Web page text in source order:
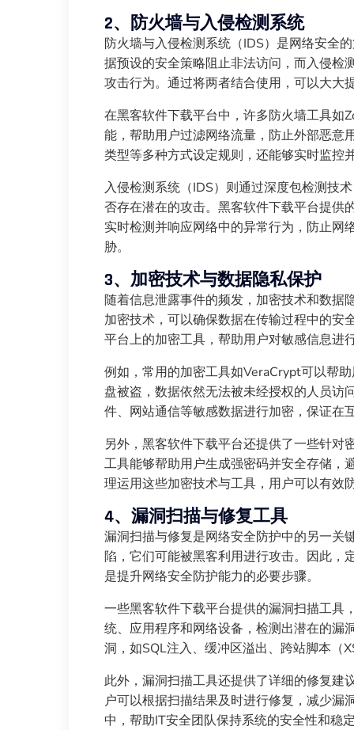
2、防火墙与入侵检测系统
防火墙与入侵检测系统（IDS）是网络安全
据预设的安全策略阻止非法访问，而入侵检
攻击行为。通过将两者结合使用，可以大大
在黑客软件下载平台中，许多防火墙工具
能，帮助用户过滤网络流量，防止外部恶意
类型等多种方式设定规则，还能够实时监控
入侵检测系统（IDS）则通过深度包检测技
否存在潜在的攻击。黑客软件下载平台提供
实时检测并响应网络中的异常行为，防止网
胁。
3、加密技术与数据隐私保护
随着信息泄露事件的频发，加密技术和数据
加密技术，可以确保数据在传输过程中的安
平台上的加密工具，帮助用户对敏感信息进
例如，常用的加密工具如VeraCrypt可以帮
盘被盗，数据依然无法被未经授权的人员访
件、网站通信等敏感数据进行加密，保证在
另外，黑客软件下载平台还提供了一些针
工具能够帮助用户生成强密码并安全存储，
理运用这些加密技术与工具，用户可以有效
4、漏洞扫描与修复工具
漏洞扫描与修复是网络安全防护中的另一关
陷，它们可能被黑客利用进行攻击。因此，
是提升网络安全防护能力的必要步骤。
一些黑客软件下载平台提供的漏洞扫描工具
统、应用程序和网络设备，检测出潜在的漏
洞，如SQL注入、缓冲区溢出、跨站脚本（
此外，漏洞扫描工具还提供了详细的修复建
户可以根据扫描结果及时进行修复，减少漏
中，帮助IT安全团队保持系统的安全性和稳